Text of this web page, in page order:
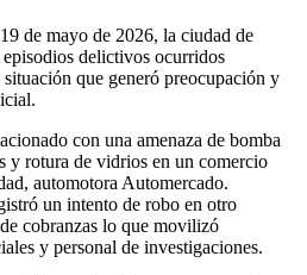
de mayo de 2026, la ciudad de
delictivos ocurridos
que generó preocupación y
con una amenaza de bomba
y rotura de vidrios en un comercio
automotora Automercado.
un intento de robo en otro
cobranzas lo que movilizó
y personal de investigaciones.